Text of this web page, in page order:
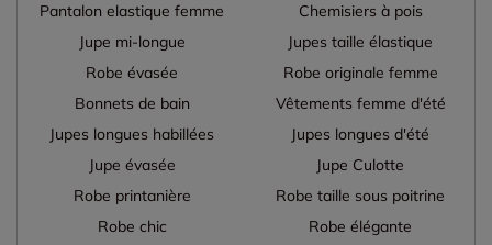
Pantalon elastique femme
Jupe mi-longue
Robe évasée
Bonnets de bain
Jupes longues habillées
Jupe évasée
Chemisiers à pois
Jupes taille élastique
Robe originale femme
Vêtements femme d'été
Jupes longues d'été
Jupe Culotte
Robe printanière
Robe chic
Robe taille sous poitrine
Robe élégante